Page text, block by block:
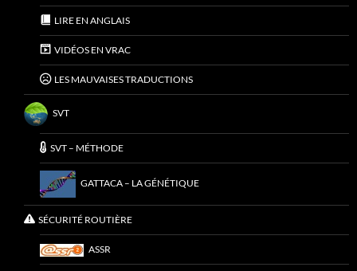
LIRE EN ANGLAIS
VIDÉOS EN VRAC
LES MAUVAISES TRADUCTIONS
SVT
SVT – MÉTHODE
GATTACA – LA GÉNÉTIQUE
SÉCURITÉ ROUTIÈRE
ASSR